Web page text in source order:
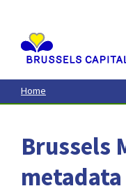
contenu
principal
Home
Brussels